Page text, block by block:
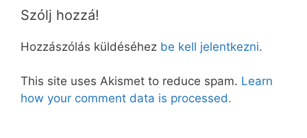
Szólj hozzá!
Hozzászólás küldéséhez be kell jelentkezni.
This site uses Akismet to reduce spam. Learn
how your comment data is processed.